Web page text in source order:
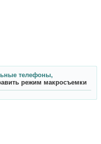
телефоны,
режим макросъемки